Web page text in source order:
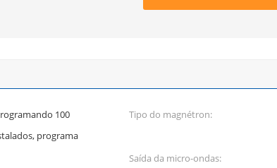
100
instalados, programa
Tipo do magnétron:
Saída da micro-ondas: